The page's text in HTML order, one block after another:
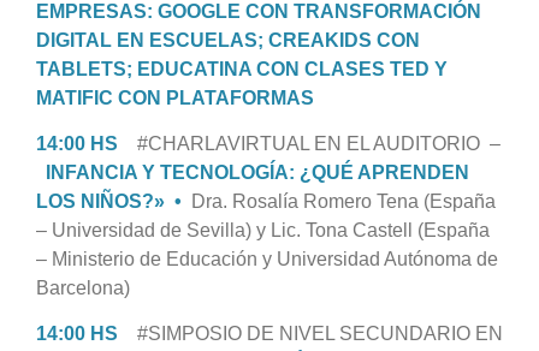
EMPRESAS: GOOGLE CON TRANSFORMACIÓN
DIGITAL EN ESCUELAS; CREAKIDS CON
TABLETS; EDUCATINA CON CLASES TED Y
MATIFIC CON PLATAFORMAS
14:00 HS
#CHARLAVIRTUAL EN EL AUDITORIO –
INFANCIA Y TECNOLOGÍA: ¿QUÉ APRENDEN
LOS NIÑOS?» •
Dra. Rosalía Romero Tena (España
– Universidad de Sevilla) y Lic. Tona Castell (España
– Ministerio de Educación y Universidad Autónoma de
Barcelona)
14:00 HS
#SIMPOSIO DE NIVEL SECUNDARIO EN